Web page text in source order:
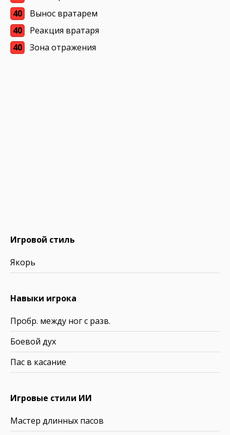
40
Вынос вратарем
40
Реакция вратаря
40
Зона отражения
Игровой стиль
Якорь
Навыки игрока
Пробр. между ног с разв.
Боевой дух
Пас в касание
Игровые стили ИИ
Мастер длинных пасов